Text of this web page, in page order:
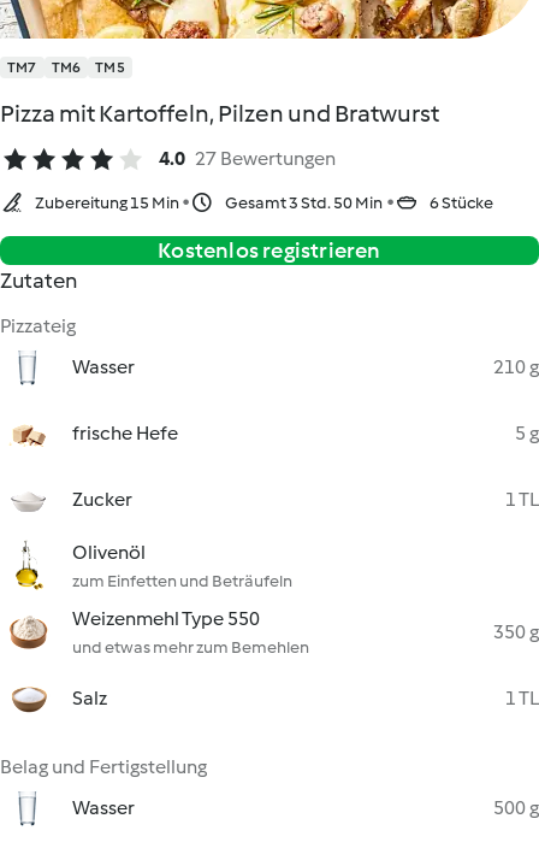
TM7 TM6 TM5
Pizza mit Kartoffeln, Pilzen und Bratwurst
4.0 27 Bewertungen
Zubereitung 15 Min Gesamt 3 Std. 50 Min 6 Stücke
Kostenlos registrieren
Zutaten
Pizzateig
Wasser
210 g
frische Hefe 5 g
Zucker 1 TL
Olivenöl
zum Einfetten und Beträufeln
Weizenmehl Type 550
und etwas mehr zum Bemehlen
350 g
Salz 1 TL
Belag und Fertigstellung
Wasser
500 g